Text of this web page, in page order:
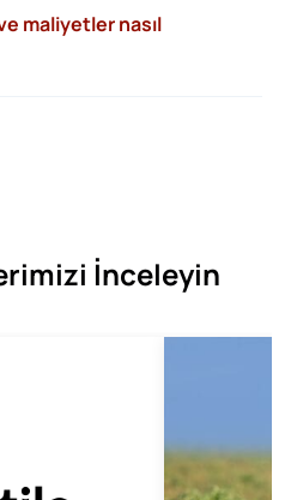
maliyetler nasıl
İnceleyin